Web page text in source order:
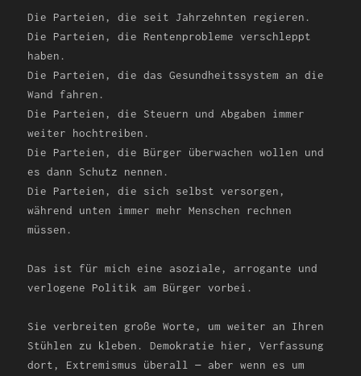
Die Parteien, die seit Jahrzehnten regieren.
Die Parteien, die Rentenprobleme verschleppt
haben.
Die Parteien, die das Gesundheitssystem an die
Wand fahren.
Die Parteien, die Steuern und Abgaben immer
weiter hochtreiben.
Die Parteien, die Bürger überwachen wollen und
es dann Schutz nennen.
Die Parteien, die sich selbst versorgen,
während unten immer mehr Menschen rechnen
müssen.
Das ist für mich eine asoziale, arrogante und
verlogene Politik am Bürger vorbei.
Sie verbreiten große Worte, um weiter an Ihren
Stühlen zu kleben. Demokratie hier, Verfassung
dort, Extremismus überall — aber wenn es um